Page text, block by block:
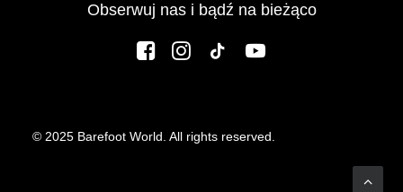
Obserwuj nas i bądź na bieżąco
© 2025 Barefoot World. All rights reserved.